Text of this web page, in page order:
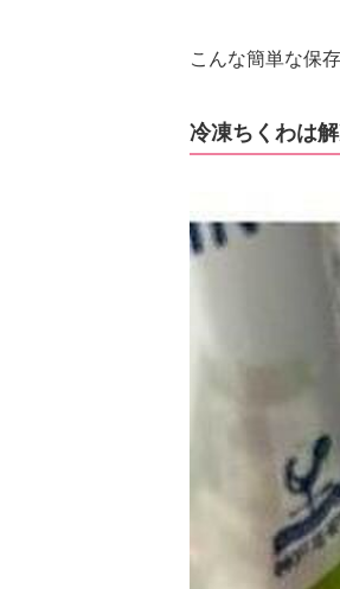
こんな簡単な保
冷凍ちくわは